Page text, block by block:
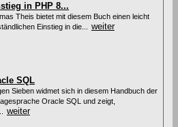
in PHP 8...
Theis bietet mit diesem Buch einen leicht
Einstieg in die... weiter
SQL
Sieben widmet sich in diesem Handbuch der
Oracle SQL und zeigt,
weiter